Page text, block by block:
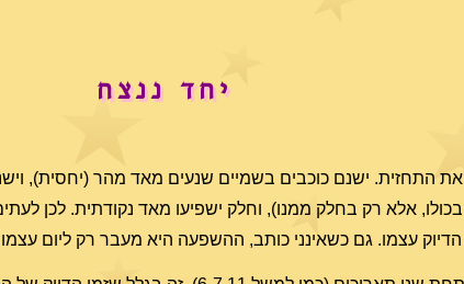
יחד ננצח
התחזית. ישנם כוכבים בשמיים שנעים מאד מהר (יחסית),
בכולו, אלא רק בחלק ממנו), וחלק ישפיעו מאד נקודתית. לכן
הדיוק עצמו. גם כשאינני כותב, ההשפעה היא מעבר רק ליום